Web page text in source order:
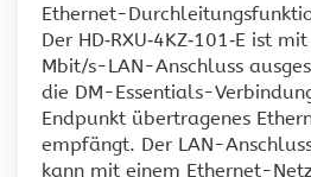
Ethernet-
Der HD‑RXU‑4KZ‑101‑E ist
Mbit/s-LAN-Anschluss
die DM-Essentials-
Endpunkt übertragenes
empfängt. Der LAN-
kann mit einem Ethernet-